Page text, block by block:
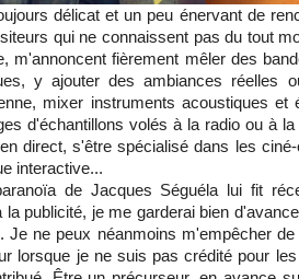
délicat et un peu énervant de
qui ne connaissent pas du tout
m'annoncent fièrement mêler des
y ajouter des ambiances réelles
mixer instruments acoustiques et
d'échantillons volés à la radio ou à
direct, s'être spécialisé dans les
interactive...
de Jacques Séguéla lui fit
la publicité, je me garderai bien
Je ne peux néanmoins m'empêcher
lorsque je ne suis pas crédité pour les